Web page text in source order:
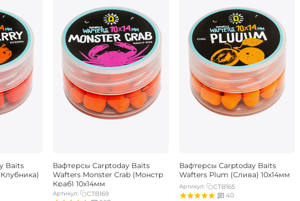
Baits
Вафтерсы Carptoday Baits
Wafters Monster Crab (Монстр
Краб) 10х14мм
Артикул:
CTB169
Вафтерсы Carptoday Baits
Wafters Plum (Слива) 10х14мм
Артикул:
CTB165
40